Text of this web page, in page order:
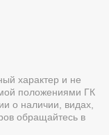
характер и не
положениями ГК
о наличии, видах,
обращайтесь в